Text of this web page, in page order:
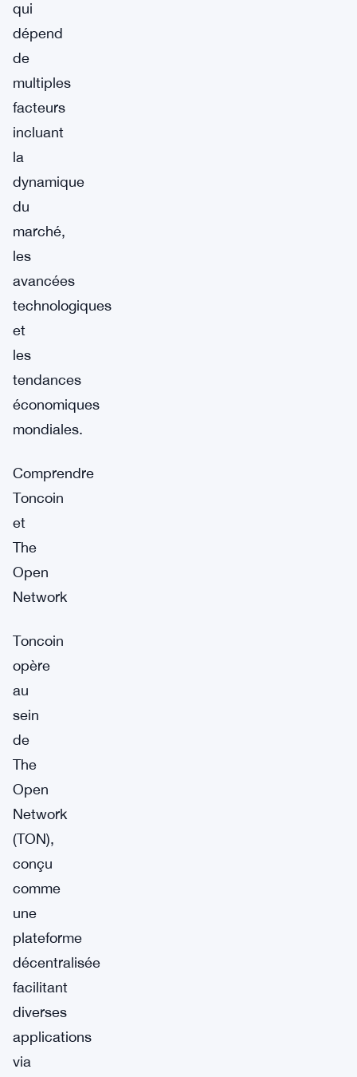
qui
dépend
de
multiples
facteurs
incluant
la
dynamique
du
marché,
les
avancées
technologiques
et
les
tendances
économiques
mondiales.
Comprendre
Toncoin
et
The
Open
Network
Toncoin
opère
au
sein
de
The
Open
Network
(TON),
conçu
comme
une
plateforme
décentralisée
facilitant
diverses
applications
via